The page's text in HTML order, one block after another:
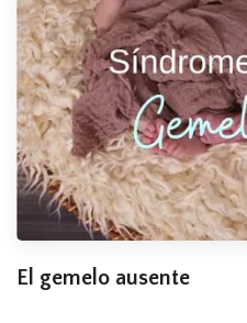
El gemelo ausente